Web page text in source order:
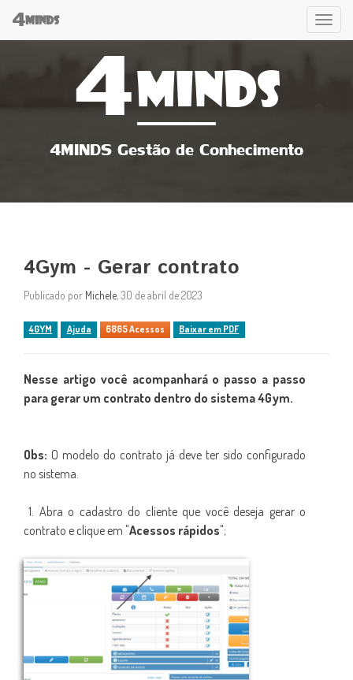
4MINDS 4MINDS
4MINDS Gestão de Conhecimento
4Gym - Gerar contrato
Publicado por Michele, 30 de abril de 2023
4GYM Ajuda 6865 Acessos Baixar em PDF
Nesse artigo você acompanhará o passo a passo
para gerar um contrato dentro do sistema 4Gym.
Obs: O modelo do contrato já deve ter sido configurado
no sistema.
1. Abra o cadastro do cliente que você deseja gerar o
contrato e clique em "Acessos rápidos";